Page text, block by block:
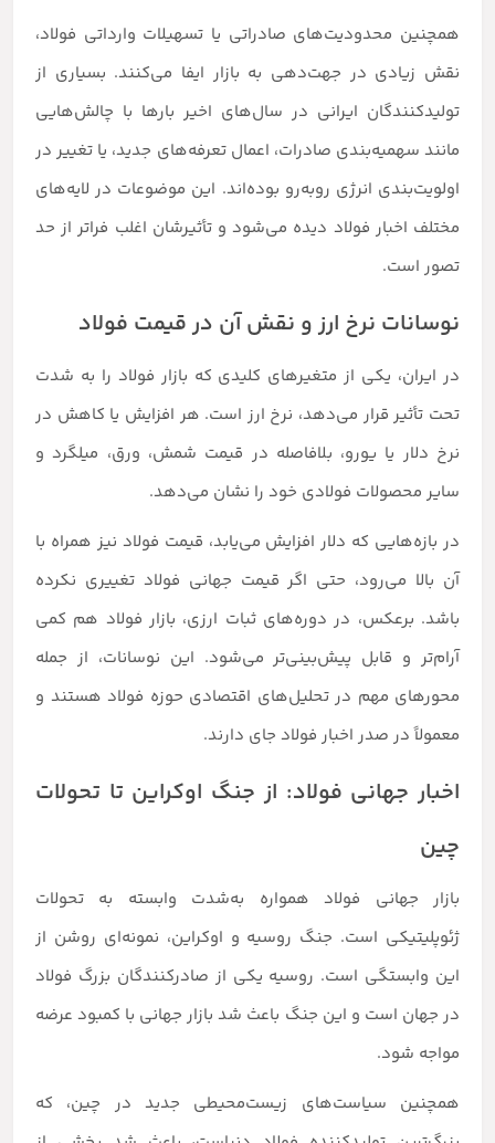
همچنین محدودیت‌های صادراتی یا تسهیلات وارداتی فولاد،
نقش زیادی در جهت‌دهی به بازار ایفا می‌کنند. بسیاری از
تولیدکنندگان ایرانی در سال‌های اخیر بارها با چالش‌هایی
مانند سهمیه‌بندی صادرات، اعمال تعرفه‌های جدید، یا تغییر در
اولویت‌بندی انرژی روبه‌رو بوده‌اند. این موضوعات در لایه‌های
مختلف اخبار فولاد دیده می‌شود و تأثیرشان اغلب فراتر از حد
تصور است.
نوسانات نرخ ارز و نقش آن در قیمت فولاد
در ایران، یکی از متغیرهای کلیدی که بازار فولاد را به شدت
تحت تأثیر قرار می‌دهد، نرخ ارز است. هر افزایش یا کاهش در
نرخ دلار یا یورو، بلافاصله در قیمت شمش، ورق، میلگرد و
سایر محصولات فولادی خود را نشان می‌دهد.
در بازه‌هایی که دلار افزایش می‌یابد، قیمت فولاد نیز همراه با
آن بالا می‌رود، حتی اگر قیمت جهانی فولاد تغییری نکرده
باشد. برعکس، در دوره‌های ثبات ارزی، بازار فولاد هم کمی
آرام‌تر و قابل پیش‌بینی‌تر می‌شود. این نوسانات، از جمله
محورهای مهم در تحلیل‌های اقتصادی حوزه فولاد هستند و
معمولاً در صدر اخبار فولاد جای دارند.
اخبار جهانی فولاد: از جنگ اوکراین تا تحولات
چین
بازار جهانی فولاد همواره به‌شدت وابسته به تحولات
ژئوپلیتیکی است. جنگ روسیه و اوکراین، نمونه‌ای روشن از
این وابستگی است. روسیه یکی از صادرکنندگان بزرگ فولاد
در جهان است و این جنگ باعث شد بازار جهانی با کمبود عرضه
مواجه شود.
همچنین سیاست‌های زیست‌محیطی جدید در چین، که